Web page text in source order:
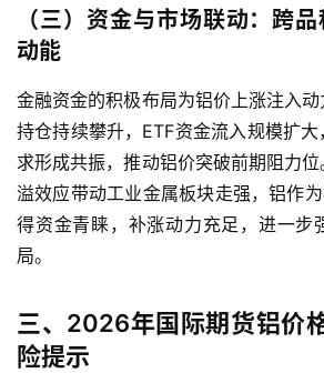
原
油
货
国
际
（三）资金与市场联动：跨
动能
金融资金的积极布局为铝价上涨注入
持仓持续攀升，ETF资金流入规模扩
求形成共振，推动铝价突破前期阻力
溢效应带动工业金属板块走强，铝作
得资金青睐，补涨动力充足，进一步
局。
三、2026年国际期货铝价
险提示